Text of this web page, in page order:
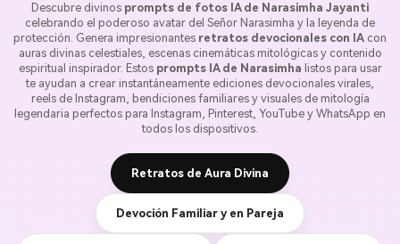
Descubre divinos prompts de fotos IA de Narasimha Jayanti
celebrando el poderoso avatar del Señor Narasimha y la leyenda de
protección. Genera impresionantes retratos devocionales con IA con
auras divinas celestiales, escenas cinemáticas mitológicas y contenido
espiritual inspirador. Estos prompts IA de Narasimha listos para usar
te ayudan a crear instantáneamente ediciones devocionales virales,
reels de Instagram, bendiciones familiares y visuales de mitología
legendaria perfectos para Instagram, Pinterest, YouTube y WhatsApp en
todos los dispositivos.
Retratos de Aura Divina
Devoción Familiar y en Pareja